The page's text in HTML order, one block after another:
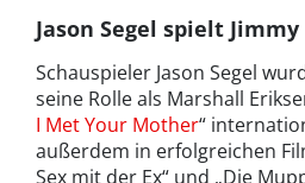
Jason Segel spielt Jimmy
Schauspieler Jason Segel
seine Rolle als Marshall
I Met Your Mother“
außerdem in erfolgreichen
Sex mit der Ex“ und „Die